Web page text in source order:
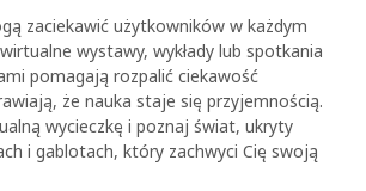
zaciekawić użytkowników w każdym
wystawy, wykłady lub spotkania
pomagają rozpalić ciekawość
że nauka staje się przyjemnością.
wycieczkę i poznaj świat, ukryty
i gablotach, który zachwyci Cię swoją